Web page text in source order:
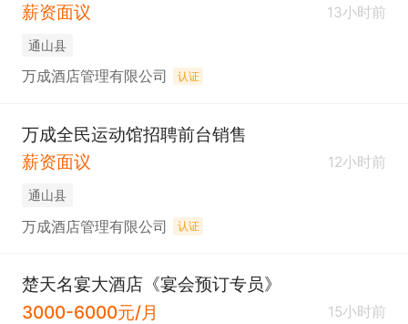
薪资面议
13小时前
通山县
万成酒店管理有限公司 认证
万成全民运动馆招聘前台销售
薪资面议
12小时前
通山县
万成酒店管理有限公司 认证
楚天名宴大酒店《宴会预订专员》
3000-6000元/月
15小时前